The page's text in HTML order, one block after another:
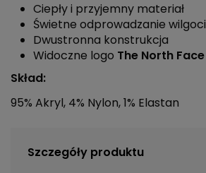
Ciepły i przyjemny materiał
Świetne odprowadzanie wilgoci
Dwustronna konstrukcja
Widoczne logo The North Face
Skład:
95% Akryl, 4% Nylon, 1% Elastan
Szczegóły produktu